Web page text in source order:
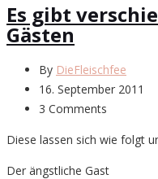
Es gibt
Gästen
By DieFleischfee
16. September 2011
3 Comments
Diese lassen sich wie folgt
Der ängstliche Gast